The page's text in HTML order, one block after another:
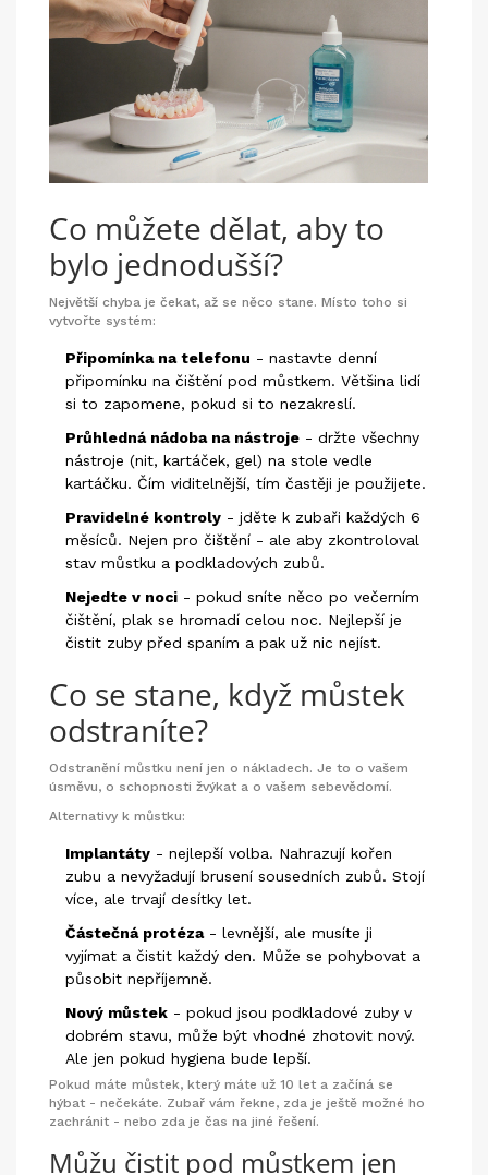
Co můžete dělat, aby to
bylo jednodušší?
Největší chyba je čekat, až se něco stane. Místo toho si
vytvořte systém:
Připomínka na telefonu - nastavte denní
připomínku na čištění pod můstkem. Většina lidí
si to zapomene, pokud si to nezakreslí.
Průhledná nádoba na nástroje - držte všechny
nástroje (nit, kartáček, gel) na stole vedle
kartáčku. Čím viditelnější, tím častěji je použijete.
Pravidelné kontroly - jděte k zubaři každých 6
měsíců. Nejen pro čištění - ale aby zkontroloval
stav můstku a podkladových zubů.
Nejedte v noci - pokud sníte něco po večerním
čištění, plak se hromadí celou noc. Nejlepší je
čistit zuby před spaním a pak už nic nejíst.
Co se stane, když můstek
odstraníte?
Odstranění můstku není jen o nákladech. Je to o vašem
úsměvu, o schopnosti žvýkat a o vašem sebevědomí.
Alternativy k můstku:
Implantáty - nejlepší volba. Nahrazují kořen
zubu a nevyžadují brusení sousedních zubů. Stojí
více, ale trvají desítky let.
Částečná protéza- levnější, ale musíte ji
vyjímat a čistit každý den. Může se pohybovat a
působit nepříjemně.
Nový můstek - pokud jsou podkladové zuby v
dobrém stavu, může být vhodné zhotovit nový.
Ale jen pokud hygiena bude lepší.
Pokud máte můstek, který máte už 10 let a začíná se
hýbat - nečekáte. Zubař vám řekne, zda je ještě možné ho
zachránit - nebo zda je čas na jiné řešení.
Můžu čistit pod můstkem jen